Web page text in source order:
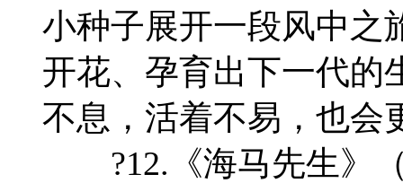
小种子展开一段风中之
开花、孕育出下一代的
不息，活着不易，也会
?12.《海马先生》（